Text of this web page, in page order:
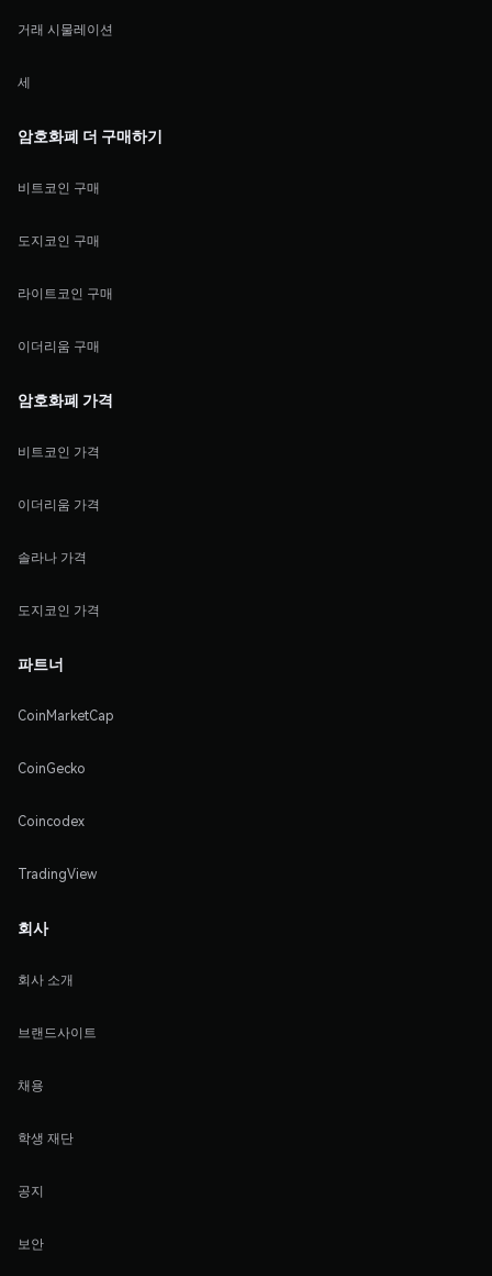
거래 시물레이션
세
암호화폐 더 구매하기
비트코인 구매
도지코인 구매
라이트코인 구매
이더리움 구매
암호화폐 가격
비트코인 가격
이더리움 가격
솔라나 가격
도지코인 가격
파트너
CoinMarketCap
CoinGecko
Coincodex
TradingView
회사
회사 소개
브랜드사이트
채용
학생 재단
공지
보안